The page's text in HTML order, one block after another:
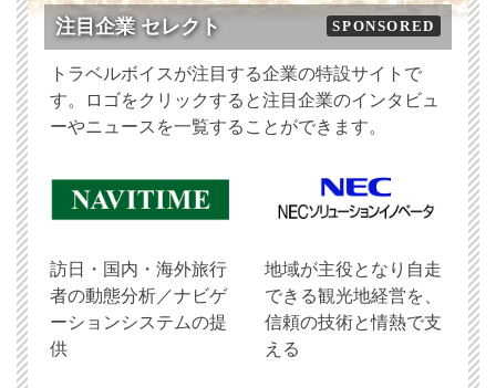
注目企業 セレクト SPONSORED
トラベルボイスが注目する企業の特設サイトで
す。ロゴをクリックすると注目企業のインタビュ
ーやニュースを一覧することができます。
訪日・国内・海外旅行
者の動態分析／ナビゲ
ーションシステムの提
供
地域が主役となり自走
できる観光地経営を、
信頼の技術と情熱で支
える